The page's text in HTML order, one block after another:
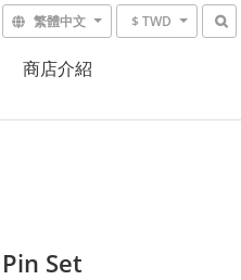
繁體中文 $ TWD
商店介紹
Set